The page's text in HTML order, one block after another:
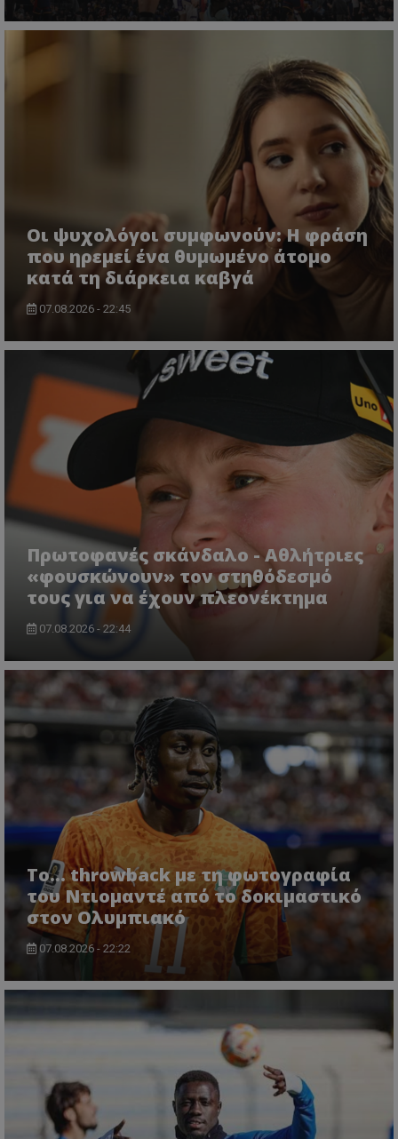
Οι ψυχολόγοι συμφωνούν: Η φράση
που ηρεμεί ένα θυμωμένο άτομο
κατά τη διάρκεια καβγά
07.08.2026 - 22:45
Πρωτοφανές σκάνδαλο - Aθλήτριες
«φουσκώνουν» τον στηθόδεσμό
τους για να έχουν πλεονέκτημα
07.08.2026 - 22:44
Το... throwback με τη φωτογραφία
του Ντιομαντέ από το δοκιμαστικό
στον Ολυμπιακό
07.08.2026 - 22:22